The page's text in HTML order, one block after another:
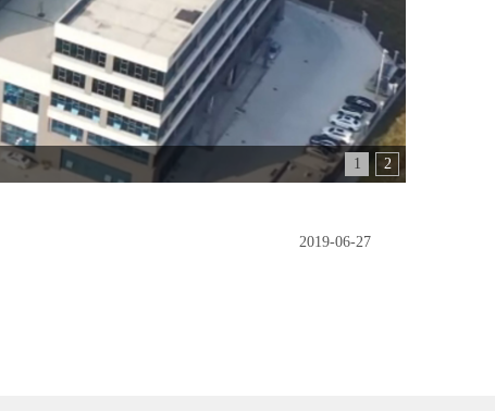
1 2
2019-06-27